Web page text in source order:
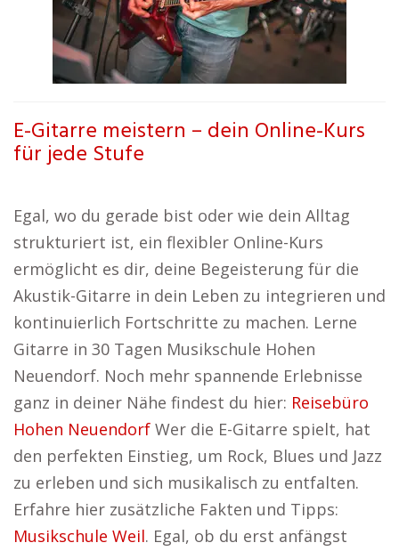
E-Gitarre meistern – dein Online-Kurs
für jede Stufe
Egal, wo du gerade bist oder wie dein Alltag
strukturiert ist, ein flexibler Online-Kurs
ermöglicht es dir, deine Begeisterung für die
Akustik-Gitarre in dein Leben zu integrieren und
kontinuierlich Fortschritte zu machen. Lerne
Gitarre in 30 Tagen Musikschule Hohen
Neuendorf. Noch mehr spannende Erlebnisse
ganz in deiner Nähe findest du hier: Reisebüro
Hohen Neuendorf Wer die E-Gitarre spielt, hat
den perfekten Einstieg, um Rock, Blues und Jazz
zu erleben und sich musikalisch zu entfalten.
Erfahre hier zusätzliche Fakten und Tipps:
Musikschule Weil. Egal, ob du erst anfängst